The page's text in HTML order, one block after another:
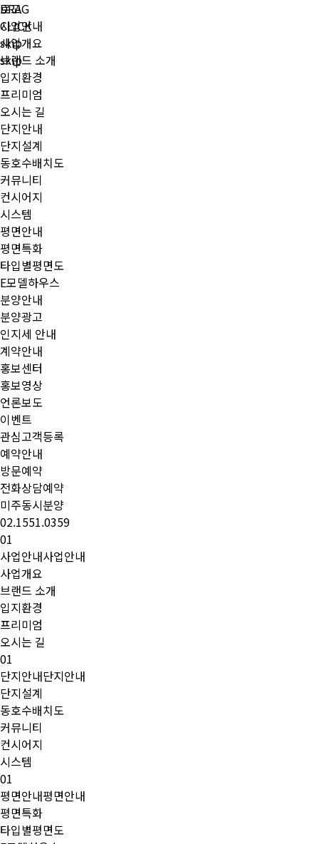
DRAG
CLICK
skip
skip
로고
사업안내
사업개요
브랜드 소개
입지환경
프리미엄
오시는 길
단지안내
단지설계
동호수배치도
커뮤니티
컨시어지
시스템
평면안내
평면특화
타입별평면도
E모델하우스
분양안내
분양광고
인지세 안내
계약안내
홍보센터
홍보영상
언론보도
이벤트
관심고객등록
예약안내
방문예약
전화상담예약
미주동시분양
02.1551.0359
01
사업안내사업안내
사업개요
브랜드 소개
입지환경
프리미엄
오시는 길
01
단지안내단지안내
단지설계
동호수배치도
커뮤니티
컨시어지
시스템
01
평면안내평면안내
평면특화
타입별평면도